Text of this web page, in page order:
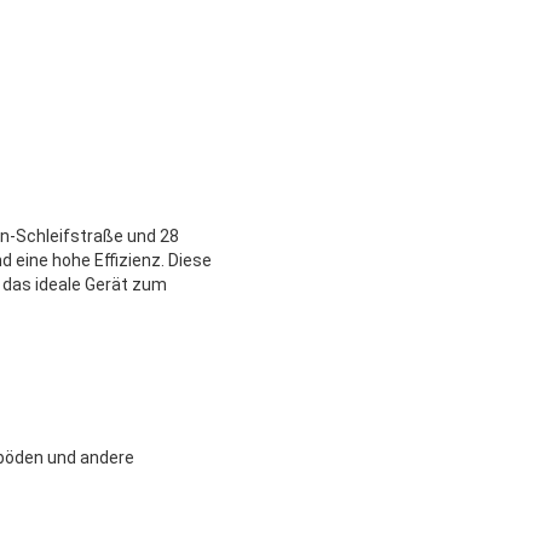
Schleifstraße und 28
eine hohe Effizienz. Diese
ideale Gerät zum
und andere